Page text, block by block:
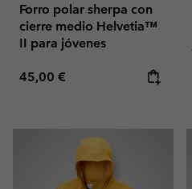
Forro polar sherpa con
cierre medio Helvetia™
II para jóvenes
Regular price:
45,00 €